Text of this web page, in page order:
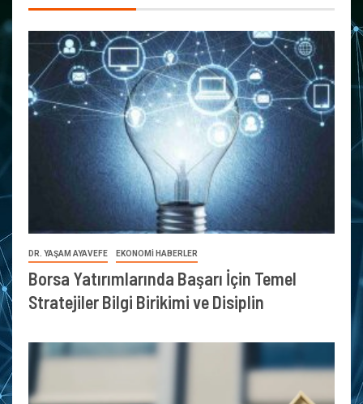
DR. YAŞAM AYAVEFE EKONOMİ HABERLER
Borsa Yatırımlarında Başarı İçin Temel
Stratejiler Bilgi Birikimi ve Disiplin